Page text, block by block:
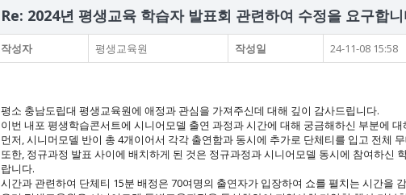
Re: 2024년 평생교육 학습자 발표회 관련하여 수정을 요구합
작성자 평생교육원 작성일 24-11-08 15:58
평소 충남도립대 평생교육원에 애정과 관심을 가져주신데 대해 깊이 감사드립니다.
이번 내포 평생학습콘서트에 시니어모델 출연 과정과 시간에 대해 궁금해하신 부분에
먼저, 시니머모델 반이 총 4개이어서 각각 출연함과 동시에 추가로 단체티를 입고 전체
또한, 정규과정 발표 사이에 배치하게 된 것은 정규과정과 시니어모델 동시에 참여하신
랍니다.
시간과 관련하여 단체티 15분 배정은 70여명의 출연자가 입장하여 쇼를 펼치는 시간을